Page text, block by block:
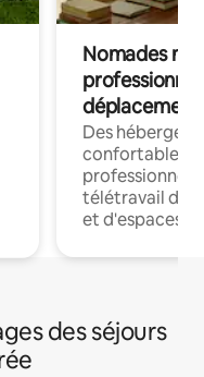
Nomades
déplacement
Des
confortables
professionnels
télétravail
et d'espaces
des séjours